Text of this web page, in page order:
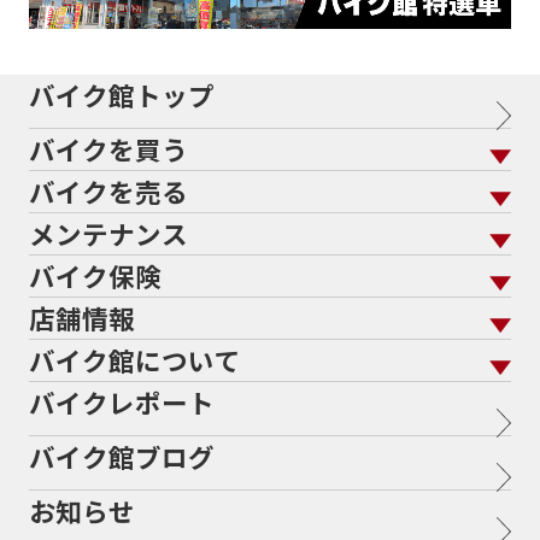
バイク館トップ
バイクを買う
バイクを買う トップ
バイクを探す
メーカーから探す
色から探す
スタイルから探す
排気量から探す
地域から探す
走行距離から探す
中古車から探す
バイクを売る
バイクを売る トップ
バイク館買取の強み
バイクを高く売るコツ
バイク買取の流れ
全国展開の強み
よくあるご質問
バイク買取強化車両
オンライン査定フォーム
メーカー別買取相場・
メンテナンス
メンテナンス トップ
バイク点検
バイク車検
Bikeep
プロテクションフィルム
バイク保険
バイク保険 トップ
自賠責保険
任意保険
バイク保険無料見積り（現在未加入の方）
バイク保険無料見積り（他社でご加入の方）
店舗情報
店舗情報 トップ
北海道
宮城
福島
バイク館について
バイク館について トップ
バイク館が選ばれる理由
会社概要
バイクレポート
バイク館ブログ
お知らせ